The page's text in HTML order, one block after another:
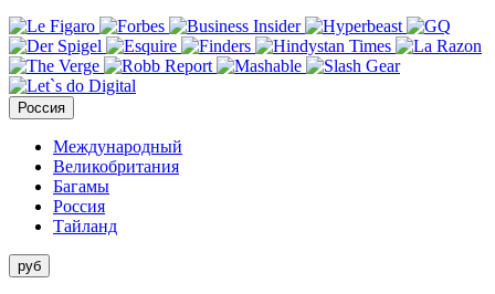
Россия
Международный
Великобритания
Багамы
Россия
Тайланд
руб